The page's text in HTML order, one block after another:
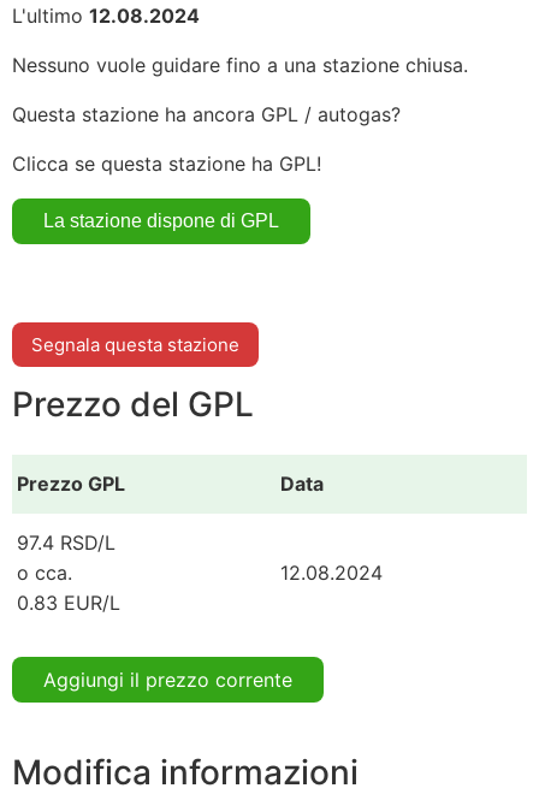
L'ultimo 12.08.2024
Nessuno vuole guidare fino a una stazione chiusa.
Questa stazione ha ancora GPL / autogas?
Clicca se questa stazione ha GPL!
Segnala questa stazione
Prezzo del GPL
Prezzo GPL Data
97.4 RSD/L
o cca.
0.83 EUR/L
12.08.2024
Aggiungi il prezzo corrente
Modifica informazioni